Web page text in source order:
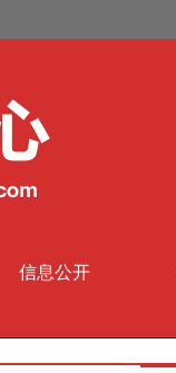
信息公开